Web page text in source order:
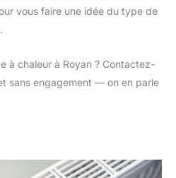
vous faire une idée du type de
à chaleur à Royan ? Contactez-
sans engagement — on en parle